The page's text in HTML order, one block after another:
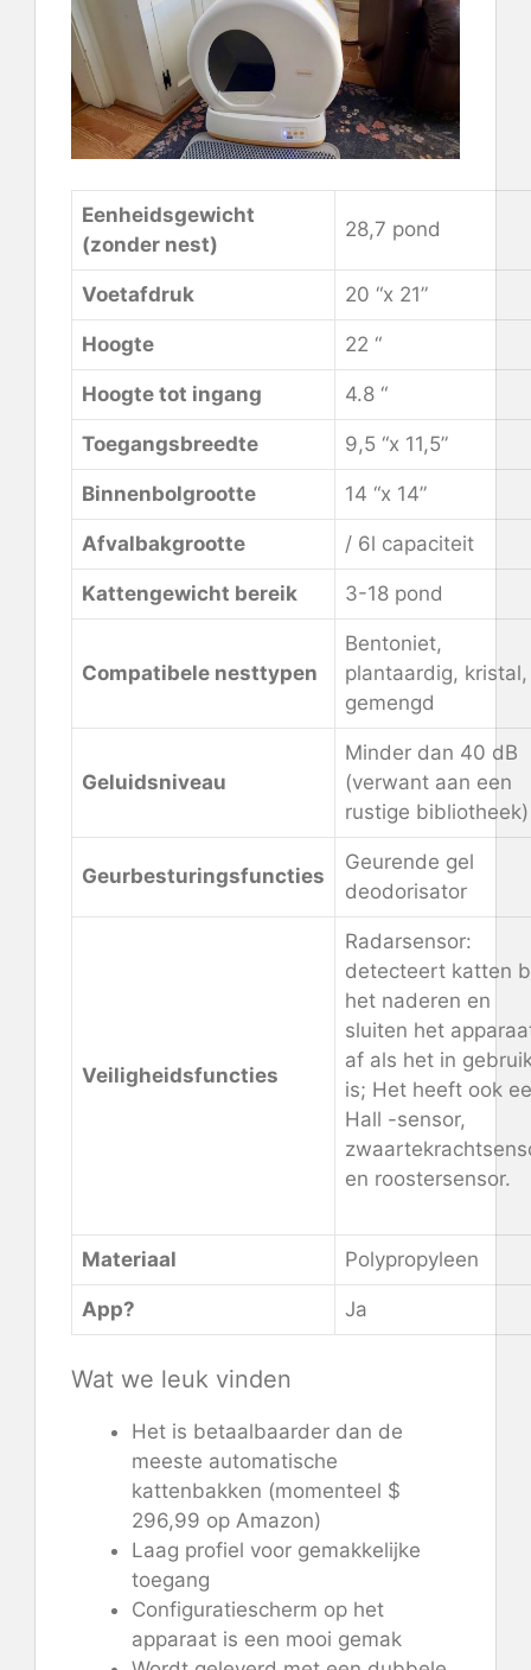
Eenheidsgewicht
(zonder nest)
28,7 pond
Voetafdruk 20 “x 21”
Hoogte 22 “
Hoogte tot ingang 4.8 “
Toegangsbreedte 9,5 “x 11,5”
Binnenbolgrootte 14 “x 14”
Afvalbakgrootte / 6l capaciteit
Kattengewicht bereik 3-18 pond
Compatibele nesttypen
Bentoniet,
plantaardig, kristal,
gemengd
Geluidsniveau
Minder dan 40 dB
(verwant aan een
rustige bibliotheek)
Geurbesturingsfuncties
Geurende gel
deodorisator
Veiligheidsfuncties
Radarsensor:
detecteert katten
het naderen en
sluiten het
af als het in
is; Het heeft ook
Hall -sensor,
en roostersensor.
Materiaal Polypropyleen
App? Ja
Wat we leuk vinden
Het is betaalbaarder dan de
meeste automatische
kattenbakken (momenteel $
296,99 op Amazon)
Laag profiel voor gemakkelijke
toegang
Configuratiescherm op het
apparaat is een mooi gemak